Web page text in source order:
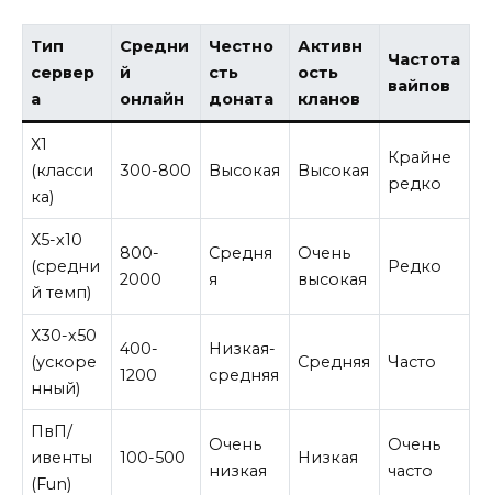
Тип
сервер
а
Средни
й
онлайн
Честно
сть
доната
Активн
ость
кланов
Частота
вайпов
Х1
(класси
ка)
300-800 Высокая Высокая
Крайне
редко
Х5-х10
(средни
й темп)
800-
2000
Средня
я
Очень
высокая
Редко
Х30-х50
(ускоре
нный)
400-
1200
Низкая-
средняя
Средняя Часто
ПвП/
ивенты
(Fun)
100-500
Очень
низкая
Низкая
Очень
часто